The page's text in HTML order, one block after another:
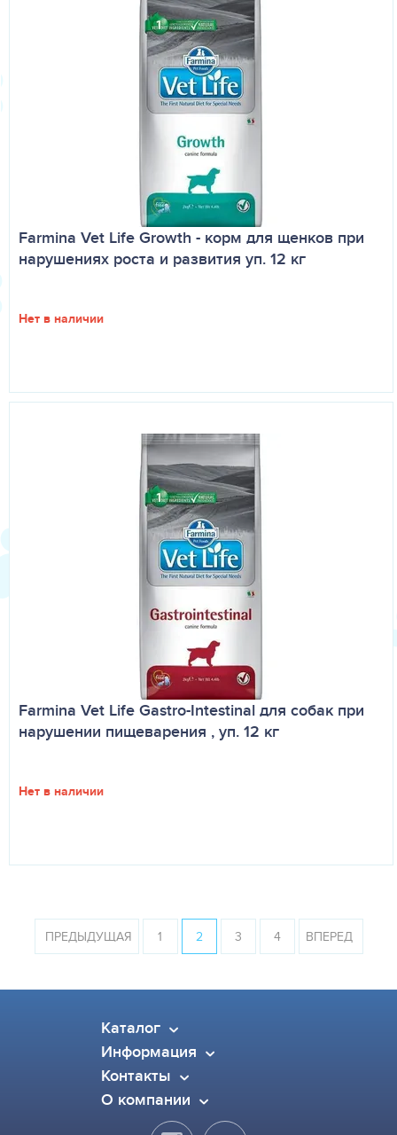
Farmina Vet Life Growth - корм для щенков при
нарушениях роста и развития уп. 12 кг
Нет в наличии
Farmina Vet Life Gastro-Intestinal для собак при
нарушении пищеварения , уп. 12 кг
Нет в наличии
ПРЕДЫДУЩАЯ 1 2 3 4 ВПЕРЕД
Каталог
Информация
Контакты
О компании